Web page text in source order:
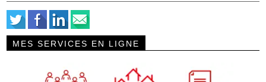
MES SERVICES EN LIGNE